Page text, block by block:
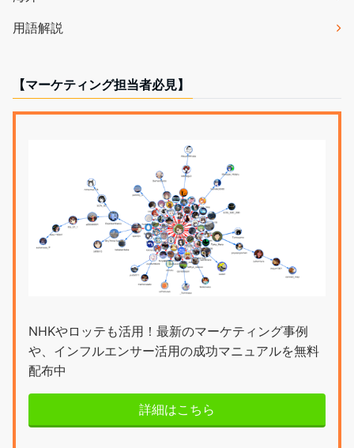
用語解説
【マーケティング担当者必見】
NHKやロッテも活用！最新のマーケティング事例
や、インフルエンサー活用の成功マニュアルを無料
配布中
詳細はこちら